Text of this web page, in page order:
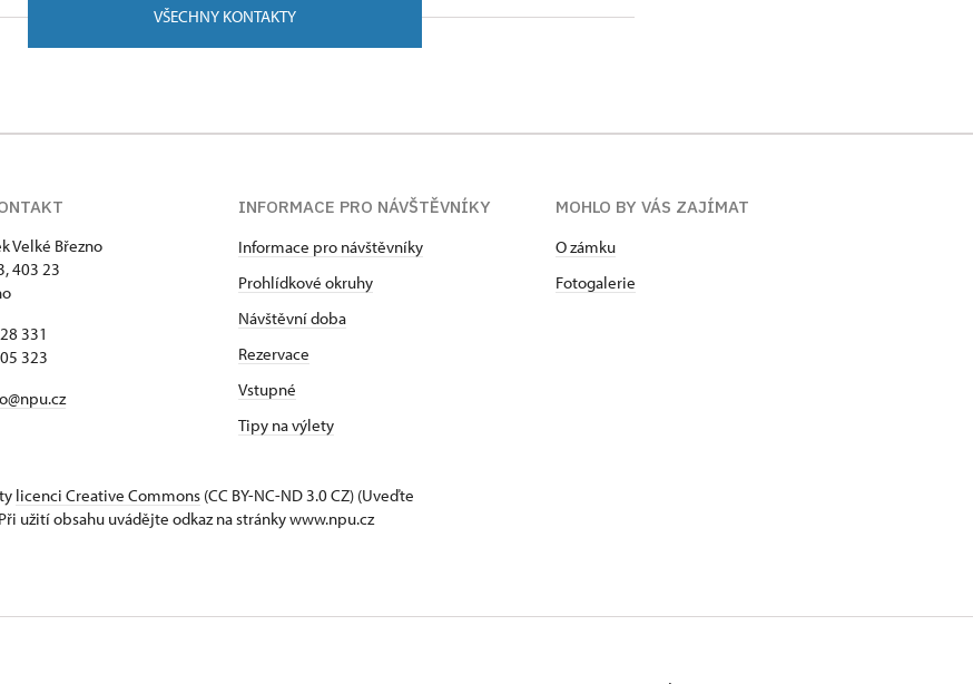
VŠECHNY KONTAKTY
Velké Březno
403 23
331
323
INFORMACE PRO NÁVŠTĚVNÍKY
Informace pro návštěvníky
Prohlídkové okruhy
Návštěvní doba
Rezervace
Vstupné
Tipy na výlety
MOHLO BY VÁS ZAJÍMAT
O zámku
Fotogalerie
licenci Creative Commons (CC BY-NC-ND 3.0 CZ) (Uveďte
užití obsahu uvádějte odkaz na stránky www.npu.cz